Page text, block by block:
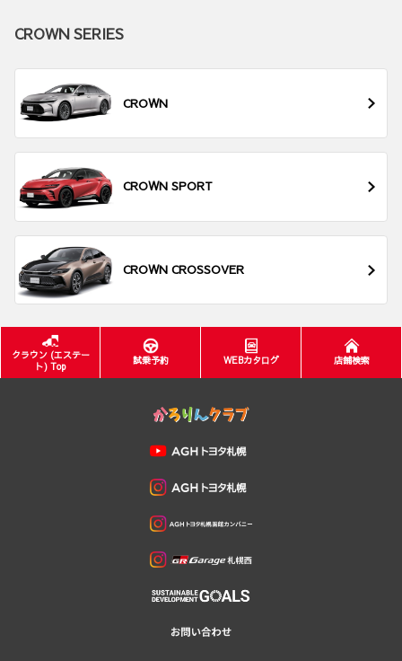
CROWN SERIES
CROWN
CROWN SPORT
CROWN CROSSOVER
クラウン (エステー
ト) Top
試乗予約 WEBカタログ 店舗検索